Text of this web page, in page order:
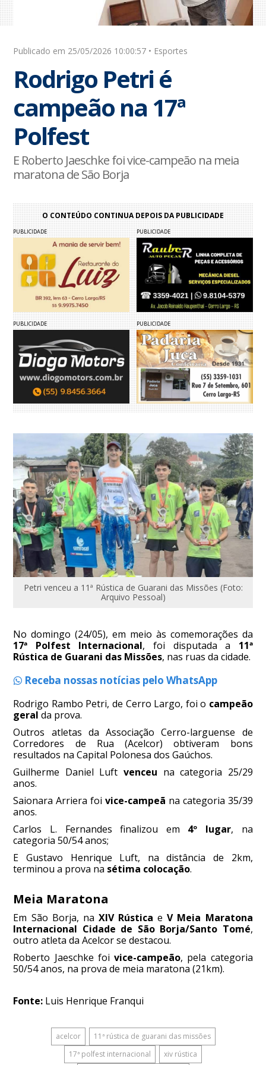
Publicado em 25/05/2026 10:00:57 • Esportes
Rodrigo Petri é
campeão na 17ª
Polfest
E Roberto Jaeschke foi vice-campeão na meia
maratona de São Borja
O CONTEÚDO CONTINUA DEPOIS DA PUBLICIDADE
PUBLICIDADE PUBLICIDADE
PUBLICIDADE PUBLICIDADE
Petri venceu a 11ª Rústica de Guarani das Missões (Foto:
Arquivo Pessoal)
No domingo (24/05), em meio às comemorações da
17ª Polfest Internacional, foi disputada a 11ª
Rústica de Guarani das Missões, nas ruas da cidade.
Receba nossas notícias pelo WhatsApp
Rodrigo Rambo Petri, de Cerro Largo, foi o campeão
geral da prova.
Outros atletas da Associação Cerro-larguense de
Corredores de Rua (Acelcor) obtiveram bons
resultados na Capital Polonesa dos Gaúchos.
Guilherme Daniel Luft venceu na categoria 25/29
anos.
Saionara Arriera foi vice-campeã na categoria 35/39
anos.
Carlos L. Fernandes finalizou em 4º lugar, na
categoria 50/54 anos;
E Gustavo Henrique Luft, na distância de 2km,
terminou a prova na sétima colocação.
Meia Maratona
Em São Borja, na XIV Rústica eV Meia Maratona
Internacional Cidade de São Borja/Santo Tomé,
outro atleta da Acelcor se destacou.
Roberto Jaeschke foivice-campeão, pela categoria
50/54 anos, na prova de meia maratona (21km).
Fonte: Luis Henrique Franqui
acelcor
11ª rústica de guarani das missões
17ª polfest internacional
xiv rústica